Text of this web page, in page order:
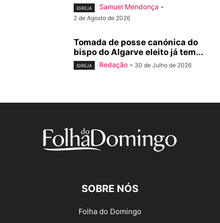
IGREJA Samuel Mendonça -
2 de Agosto de 2026
Tomada de posse canónica do
bispo do Algarve eleito já tem...
IGREJA Redação - 30 de Julho de 2026
SOBRE NÓS
Folha do Domingo